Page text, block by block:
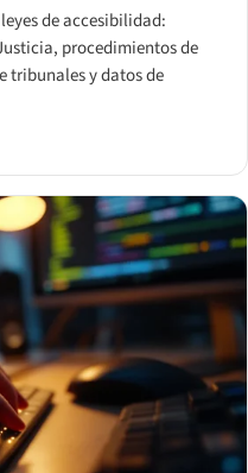
de accesibilidad:
procedimientos de
tribunales y datos de